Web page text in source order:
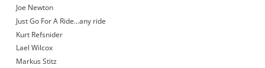
Joe Newton
Just Go For A Ride…any ride
Kurt Refsnider
Lael Wilcox
Markus Stitz